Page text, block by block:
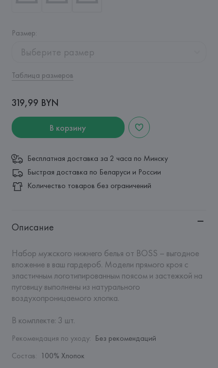
Размер:
Выберите размер
Таблица размеров
319,99 BYN
В корзину
Бесплатная доставка за 2 часа по Минску
Быстрая доставка по Беларуси и России
Количество товаров без ограничений
Описание
Набор мужского нижнего белья от BOSS – выгодное
вложение в ваш гардероб. Модели прямого кроя с
эластичным логотипированным поясом и застежкой на
пуговицу выполнены из натурального
воздухопроницаемого хлопка.
В комплекте: 3 шт.
Рекомендация по уходу: Без рекомендаций
Состав: 100% Хлопок